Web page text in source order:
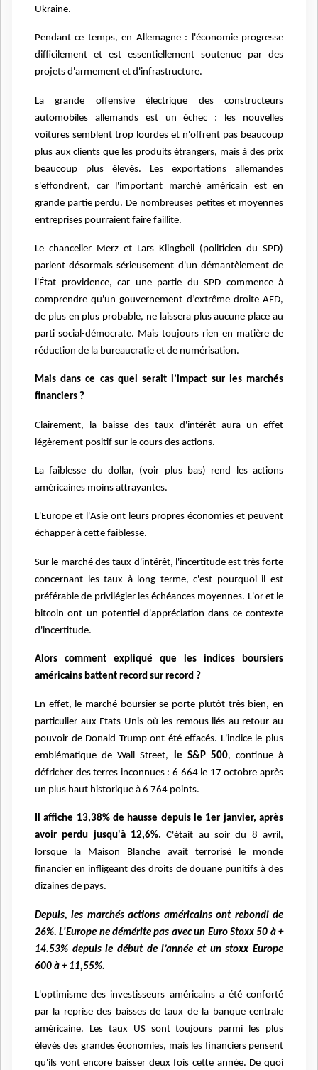
Ukraine.
Pendant ce temps, en Allemagne : l'économie progresse
difficilement et est essentiellement soutenue par des
projets d'armement et d'infrastructure.
La grande offensive électrique des constructeurs
automobiles allemands est un échec : les nouvelles
voitures semblent trop lourdes et n'offrent pas beaucoup
plus aux clients que les produits étrangers, mais à des prix
beaucoup plus élevés. Les exportations allemandes
s'effondrent, car l'important marché américain est en
grande partie perdu. De nombreuses petites et moyennes
entreprises pourraient faire faillite.
Le chancelier Merz et Lars Klingbeil (politicien du SPD)
parlent désormais sérieusement d'un démantèlement de
l'État providence, car une partie du SPD commence à
comprendre qu'un gouvernement d’extrême droite AFD,
de plus en plus probable, ne laissera plus aucune place au
parti social-démocrate. Mais toujours rien en matière de
réduction de la bureaucratie et de numérisation.
Mais dans ce cas quel serait l’impact sur les marchés
financiers ?
Clairement, la baisse des taux d'intérêt aura un effet
légèrement positif sur le cours des actions.
La faiblesse du dollar, (voir plus bas) rend les actions
américaines moins attrayantes.
L'Europe et l'Asie ont leurs propres économies et peuvent
échapper à cette faiblesse.
Sur le marché des taux d'intérêt, l'incertitude est très forte
concernant les taux à long terme, c'est pourquoi il est
préférable de privilégier les échéances moyennes. L'or et le
bitcoin ont un potentiel d'appréciation dans ce contexte
d'incertitude.
Alors comment expliqué que les indices boursiers
américains battent record sur record ?
En effet, le marché boursier se porte plutôt très bien, en
particulier aux Etats-Unis où les remous liés au retour au
pouvoir de Donald Trump ont été effacés. L'indice le plus
emblématique de Wall Street, le S&P 500, continue à
défricher des terres inconnues : 6 664 le 17 octobre après
un plus haut historique à 6 764 points.
Il affiche 13,38% de hausse depuis le 1er janvier, après
avoir perdu jusqu'à 12,6%.C'était au soir du 8 avril,
lorsque la Maison Blanche avait terrorisé le monde
financier en infligeant des droits de douane punitifs à des
dizaines de pays.
Depuis, les marchés actions américains ont rebondi de
26%. L'Europe ne démérite pas avec un Euro Stoxx 50 à +
14.53% depuis le début de l’année et un stoxx Europe
600 à + 11,55%.
L'optimisme des investisseurs américains a été conforté
par la reprise des baisses de taux de la banque centrale
américaine. Les taux US sont toujours parmi les plus
élevés des grandes économies, mais les financiers pensent
qu'ils vont encore baisser deux fois cette année. De quoi